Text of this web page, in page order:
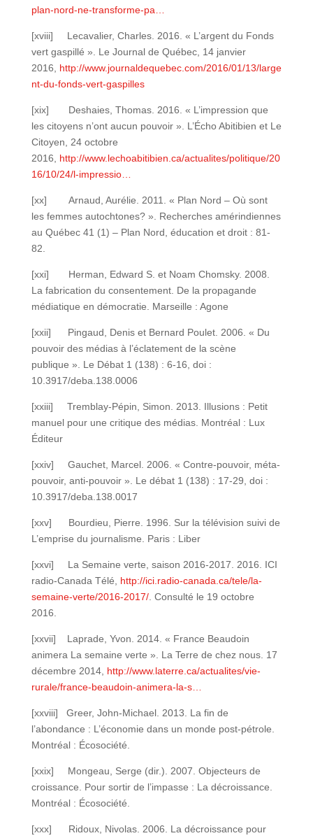
plan-nord-ne-transforme-pa…
[xviii] Lecavalier, Charles. 2016. « L’argent du Fonds
vert gaspillé ». Le Journal de Québec, 14 janvier
2016, http://www.journaldequebec.com/2016/01/13/large
nt-du-fonds-vert-gaspilles
[xix] Deshaies, Thomas. 2016. « L’impression que
les citoyens n’ont aucun pouvoir ». L’Écho Abitibien et Le
Citoyen, 24 octobre
2016, http://www.lechoabitibien.ca/actualites/politique/20
16/10/24/l-impressio…
[xx] Arnaud, Aurélie. 2011. « Plan Nord – Où sont
les femmes autochtones? ». Recherches amérindiennes
au Québec 41 (1) – Plan Nord, éducation et droit : 81-
82.
[xxi] Herman, Edward S. et Noam Chomsky. 2008.
La fabrication du consentement. De la propagande
médiatique en démocratie. Marseille : Agone
[xxii] Pingaud, Denis et Bernard Poulet. 2006. « Du
pouvoir des médias à l’éclatement de la scène
publique ». Le Débat 1 (138) : 6-16, doi :
10.3917/deba.138.0006
[xxiii] Tremblay-Pépin, Simon. 2013. Illusions : Petit
manuel pour une critique des médias. Montréal : Lux
Éditeur
[xxiv] Gauchet, Marcel. 2006. « Contre-pouvoir, méta-
pouvoir, anti-pouvoir ». Le débat 1 (138) : 17-29, doi :
10.3917/deba.138.0017
[xxv] Bourdieu, Pierre. 1996. Sur la télévision suivi de
L’emprise du journalisme. Paris : Liber
[xxvi] La Semaine verte, saison 2016-2017. 2016. ICI
radio-Canada Télé, http://ici.radio-canada.ca/tele/la-
semaine-verte/2016-2017/. Consulté le 19 octobre
2016.
[xxvii] Laprade, Yvon. 2014. « France Beaudoin
animera La semaine verte ». La Terre de chez nous. 17
décembre 2014, http://www.laterre.ca/actualites/vie-
rurale/france-beaudoin-animera-la-s…
[xxviii] Greer, John-Michael. 2013. La fin de
l’abondance : L’économie dans un monde post-pétrole.
Montréal : Écosociété.
[xxix] Mongeau, Serge (dir.). 2007. Objecteurs de
croissance. Pour sortir de l’impasse : La décroissance.
Montréal : Écosociété.
[xxx] Ridoux, Nivolas. 2006. La décroissance pour